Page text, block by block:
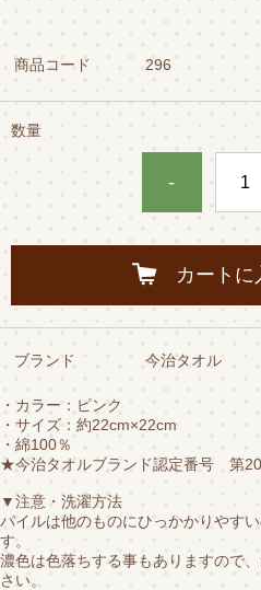
商品コード
296
数量
-
カートに
ブランド 今治タオル
・カラー：ピンク
・サイズ：約22cm×22cm
・綿100％
★今治タオルブランド認定番号 第
▼注意・洗濯方法
パイルは他のものにひっかかりやす
す。
濃色は色落ちする事もありますので
さい。